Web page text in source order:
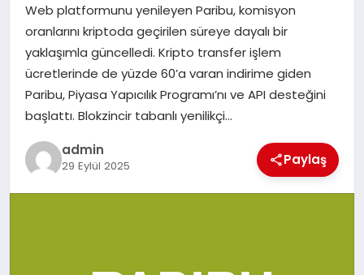
TEKNOLOJI
YAŞAM
Web platformunu yenileyen Paribu, komisyon
oranlarını kriptoda geçirilen süreye dayalı bir
yaklaşımla güncelledi. Kripto transfer işlem
ücretlerinde de yüzde 60’a varan indirime giden
Paribu, Piyasa Yapıcılık Programı’nı ve API desteğini
başlattı. Blokzincir tabanlı yenilikçi…
admin
29 Eylül 2025 Paylaş